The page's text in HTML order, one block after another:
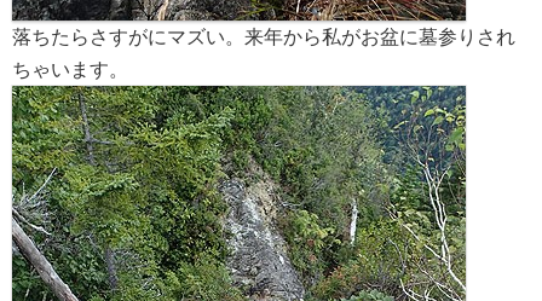
落ちたらさすがにマズい。来年から私がお盆に墓参りされ
ちゃいます。